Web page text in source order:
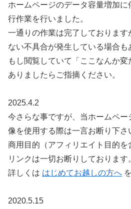
ホームページのデータ容量増加
行作業を行いました。
一通りの作業は完了しておりま
ない不具合が発生している場合も
もし閲覧していて「ここなんか
ありましたらご指摘ください。
2025.4.2
今さらな事ですが、当ホームペ
像を使用する際は一言お断り下さ
商用目的（アフィリエイト目的を
リンクは一切お断りしております
詳しくは はじめてお越しの方へ
2020.5.15